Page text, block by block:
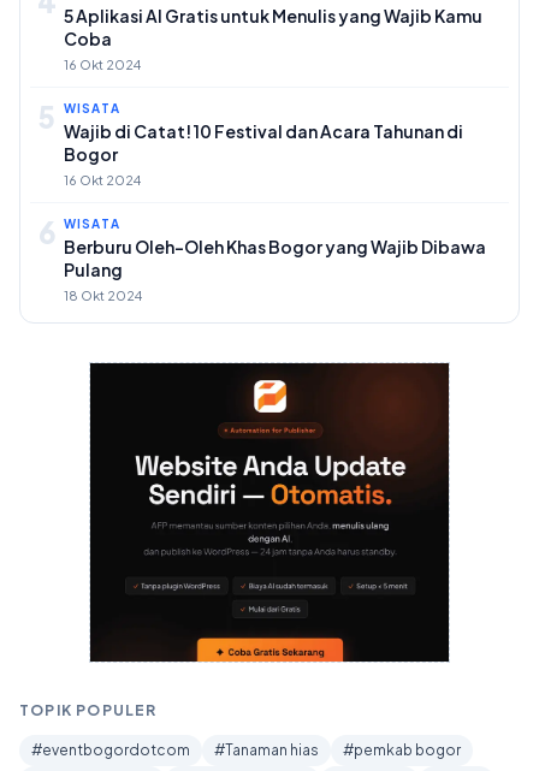
5 Aplikasi AI Gratis untuk Menulis yang Wajib Kamu
Coba
16 Okt 2024
5 WISATA
Wajib di Catat! 10 Festival dan Acara Tahunan di
Bogor
16 Okt 2024
6 WISATA
Berburu Oleh-Oleh Khas Bogor yang Wajib Dibawa
Pulang
18 Okt 2024
TOPIK POPULER
#eventbogordotcom #Tanaman hias
#pemkab bogor